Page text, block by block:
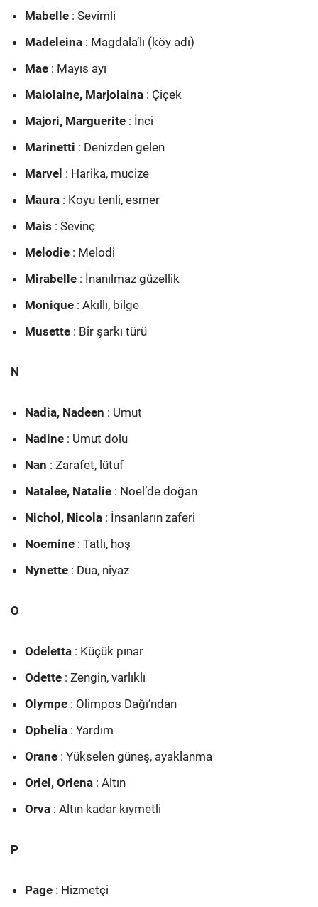
Mabelle : Sevimli
Madeleina : Magdala’lı (köy adı)
Mae : Mayıs ayı
Maiolaine, Marjolaina : Çiçek
Majori, Marguerite : İnci
Marinetti : Denizden gelen
Marvel : Harika, mucize
Maura : Koyu tenli, esmer
Mais : Sevinç
Melodie : Melodi
Mirabelle : İnanılmaz güzellik
Monique : Akıllı, bilge
Musette : Bir şarkı türü
N
Nadia, Nadeen : Umut
Nadine : Umut dolu
Nan : Zarafet, lütuf
Natalee, Natalie : Noel’de doğan
Nichol, Nicola : İnsanların zaferi
Noemine : Tatlı, hoş
Nynette : Dua, niyaz
O
Odeletta : Küçük pınar
Odette : Zengin, varlıklı
Olympe : Olimpos Dağı’ndan
Ophelia : Yardım
Orane : Yükselen güneş, ayaklanma
Oriel, Orlena : Altın
Orva : Altın kadar kıymetli
P
Page : Hizmetçi